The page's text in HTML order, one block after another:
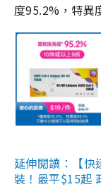
度95.2%，特異
延伸閱讀：【快
裝！最平$15起